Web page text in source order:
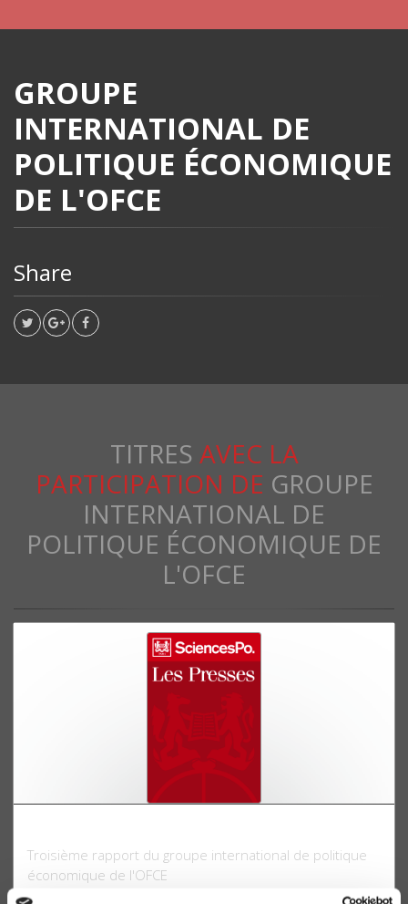
GROUPE
INTERNATIONAL DE
POLITIQUE ÉCONOMIQUE
DE L'OFCE
Share
TITRES AVEC LA
PARTICIPATION DE GROUPE
INTERNATIONAL DE
POLITIQUE ÉCONOMIQUE DE
L'OFCE
Troisième rapport du groupe international de politique
économique de l'OFCE
Groupe international de politique économique de l'OFCE